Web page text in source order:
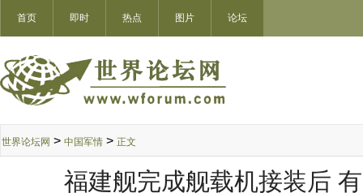
首页 即时 热点 图片 论坛
世界论坛网 > 中国军情 > 正文
福建舰完成舰载机接装后